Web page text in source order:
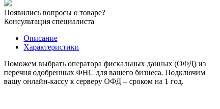
маркировки
на
12
месяцев
Появились вопросы о товаре?
Консультация специалиста
Описание
Характеристики
Поможем выбрать оператора фискальных данных (ОФД) из
перечня одобренных ФНС для вашего бизнеса. Подключим
вашу онлайн-кассу к серверу ОФД – сроком на 1 год.